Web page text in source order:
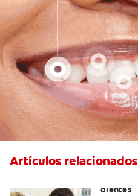
Artículos relacionados
dientes